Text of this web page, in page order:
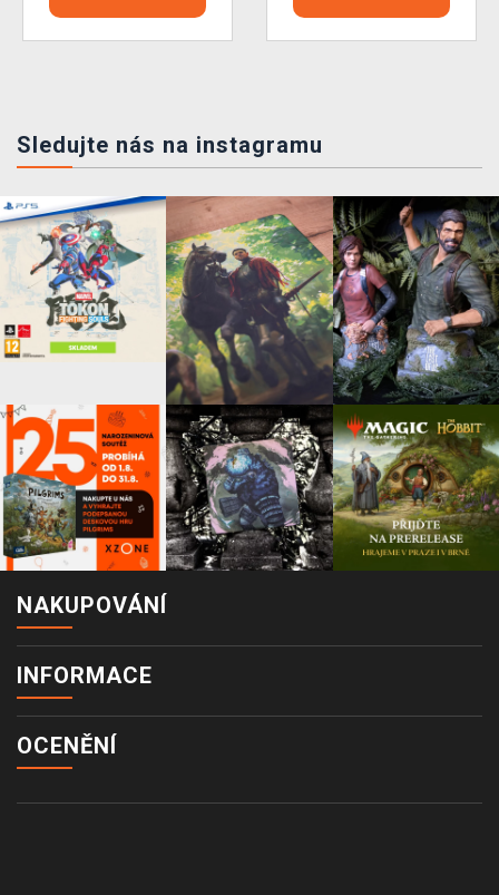
Sledujte nás na instagramu
NAKUPOVÁNÍ
INFORMACE
OCENĚNÍ